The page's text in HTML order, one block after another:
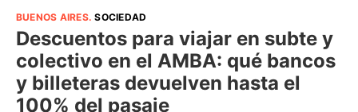
BUENOS AIRES.SOCIEDAD
Descuentos para viajar en subte y
colectivo en el AMBA: qué bancos
y billeteras devuelven hasta el
100% del pasaje